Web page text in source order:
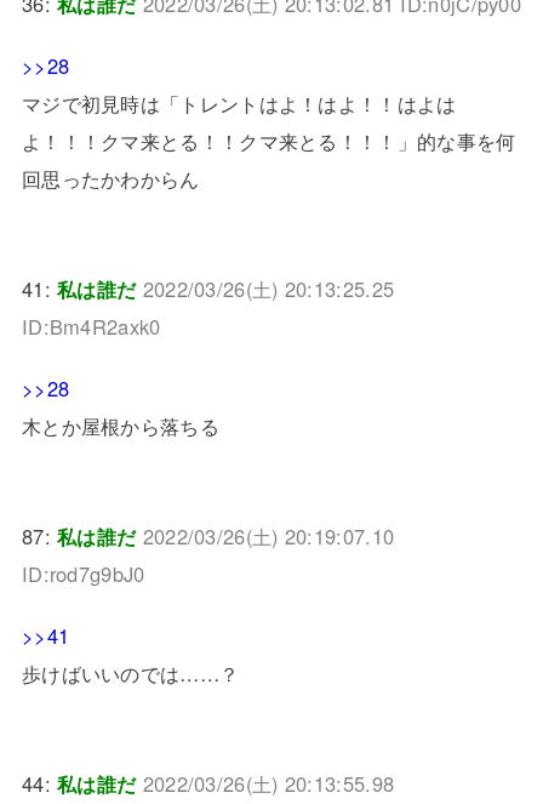
>>28
マジで初見時は「トレントはよ！はよ！！はよは
よ！！！クマ来とる！！クマ来とる！！！」的な事を何
回思ったかわからん
41:私は誰だ 2022/03/26(土) 20:13:25.25
ID:Bm4R2axk0
>>28
木とか屋根から落ちる
87:私は誰だ 2022/03/26(土) 20:19:07.10
ID:rod7g9bJ0
>>41
歩けばいいのでは……？
44:私は誰だ 2022/03/26(土) 20:13:55.98